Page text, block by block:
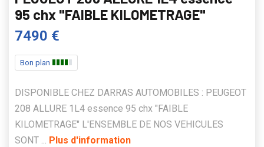
95 chx "FAIBLE KILOMETRAGE"
7490 €
Bon plan
DISPONIBLE CHEZ DARRAS AUTOMOBILES : PEUGEOT
208 ALLURE 1L4 essence 95 chx "FAIBLE
KILOMETRAGE" L'ENSEMBLE DE NOS VEHICULES
SONT ... Plus d'information